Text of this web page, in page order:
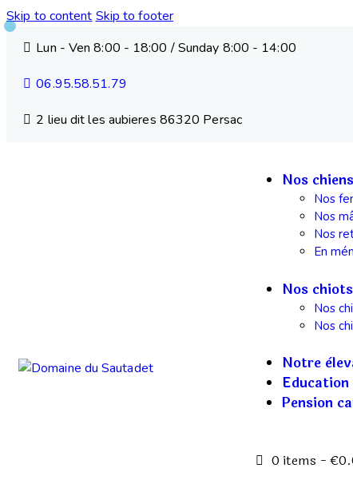
Skip to content Skip to footer
Lun - Ven 8:00 - 18:00 / Sunday 8:00 - 14:00
06.95.58.51.79
2 lieu dit les aubieres 86320 Persac
Nos chiens
Nos
Nos
Nos
En
Nos chiots
Nos
Nos
Notre
Education
Pension
0 items -